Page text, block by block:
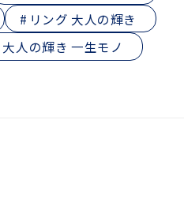
リング 大人の輝き
大人の輝き 一生モノ